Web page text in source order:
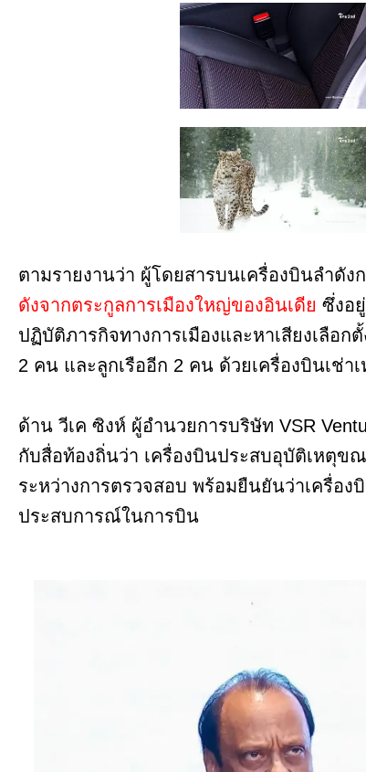
ตามรายงานว่า ผู้โดยสารบนเครื่องบินลำดัง
ดังจากตระกูลการเมืองใหญ่ของอินเดีย ซึ่งอ
ปฏิบัติภารกิจทางการเมืองและหาเสียงเลือ
2 คน และลูกเรืออีก 2 คน ด้วยเครื่องบินเช่า
ด้าน วีเค ซิงห์ ผู้อำนวยการบริษัท VSR
กับสื่อท้องถิ่นว่า เครื่องบินประสบอุบัติเหตุข
ระหว่างการตรวจสอบ พร้อมยืนยันว่าเครื่อ
ประสบการณ์ในการบิน